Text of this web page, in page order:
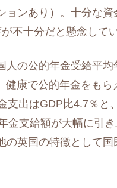
ンあり）。十分な
不十分だと懸念して
の公的年金受給平
康で公的年金をもら
支出はGDP比4.7％と
金支給額が大幅に引
英国の特徴として